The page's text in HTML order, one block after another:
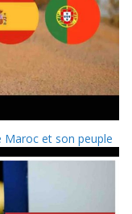
Maroc et son peuple